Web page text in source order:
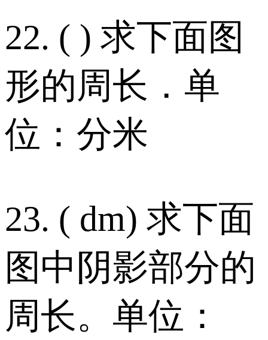
22. ( ) 求下面图
形的周长．单
位：分米
23. ( dm) 求下面
图中阴影部分的
周长。单位：